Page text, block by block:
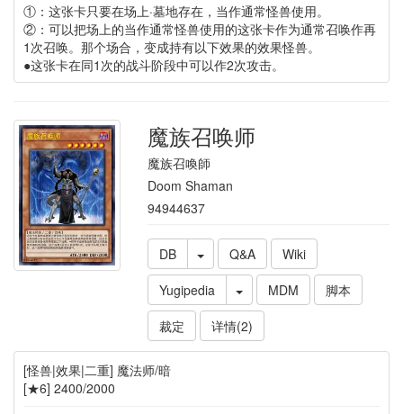
①：这张卡只要在场上·墓地存在，当作通常怪兽使用。
②：可以把场上的当作通常怪兽使用的这张卡作为通常召唤作再
1次召唤。那个场合，变成持有以下效果的效果怪兽。
●这张卡在同1次的战斗阶段中可以作2次攻击。
魔族召唤师
魔族召喚師
Doom Shaman
94944637
DB Q&A
Wiki
Yugipedia
MDM
脚本
裁定
详情(2)
[怪兽|效果|二重] 魔法师/暗
[★6] 2400/2000